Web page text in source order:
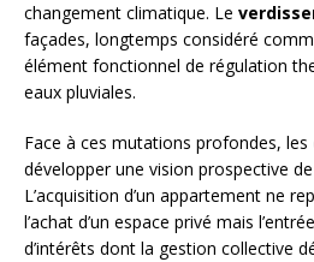
changement climatique. Le
façades, longtemps considéré
élément fonctionnel de régulation
eaux pluviales.
Face à ces mutations profondes, les
développer une vision prospective
L’acquisition d’un appartement ne
l’achat d’un espace privé mais
d’intérêts dont la gestion collective